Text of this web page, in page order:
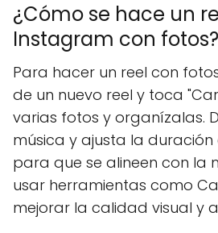
¿Cómo se hace un
Instagram con fotos?
Para hacer un reel con
de un nuevo reel y toca
varias fotos y organízalas.
música y ajusta la
para que se alineen con la
usar herramientas como
mejorar la calidad visual y